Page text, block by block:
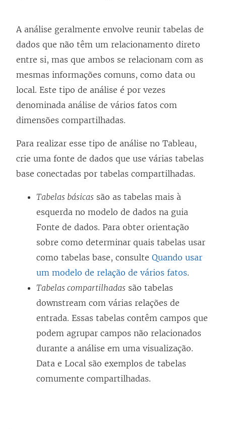
A análise geralmente envolve reunir tabelas de
dados que não têm um relacionamento direto
entre si, mas que ambos se relacionam com as
mesmas informações comuns, como data ou
local. Este tipo de análise é por vezes
denominada análise de vários fatos com
dimensões compartilhadas.
Para realizar esse tipo de análise no Tableau,
crie uma fonte de dados que use várias tabelas
base conectadas por tabelas compartilhadas.
Tabelas básicas são as tabelas mais à
esquerda no modelo de dados na guia
Fonte de dados. Para obter orientação
sobre como determinar quais tabelas usar
como tabelas base, consulte Quando usar
um modelo de relação de vários fatos.
Tabelas compartilhadas são tabelas
downstream com várias relações de
entrada. Essas tabelas contêm campos que
podem agrupar campos não relacionados
durante a análise em uma visualização.
Data e Local são exemplos de tabelas
comumente compartilhadas.